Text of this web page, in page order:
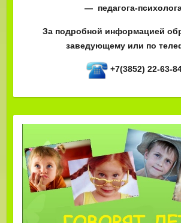
— педагога-
За подробной информацией
заведующему или по
+7(3852) 22-63-